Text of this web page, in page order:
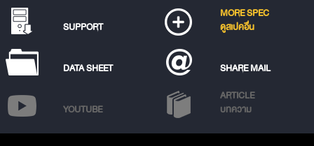
SUPPORT
MORE SPEC
ดูสเปคอื่น
DATA SHEET SHARE MAIL
YOUTUBE
ARTICLE
บทความ